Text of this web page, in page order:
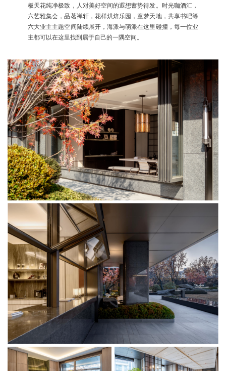
板天花纯净极致，人对美好空间的遐想蓄势待发。时光咖酒汇，
六艺雅集会，品茗禅轩，花样烘焙乐园，童梦天地，共享书吧等
六大业主主题空间陆续展开，海派与萌派在这里碰撞，每一位业
主都可以在这里找到属于自己的一隅空间。